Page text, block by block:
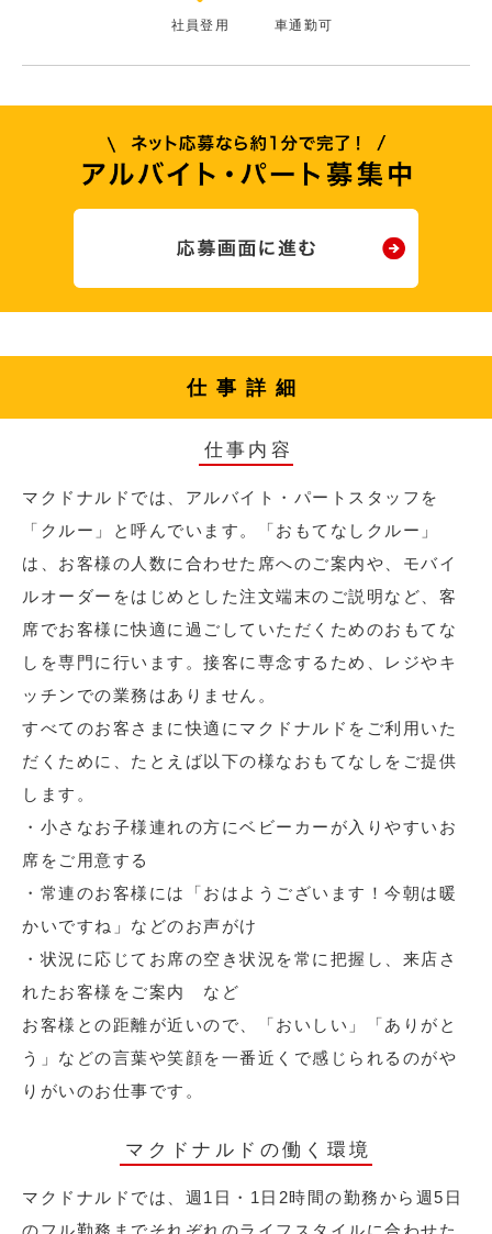
社員登用 車通勤可
仕事詳細
仕事内容
マクドナルドでは、アルバイト・パートスタッフを
「クルー」と呼んでいます。「おもてなしクルー」
は、お客様の人数に合わせた席へのご案内や、モバイ
ルオーダーをはじめとした注文端末のご説明など、客
席でお客様に快適に過ごしていただくためのおもてな
しを専門に行います。接客に専念するため、レジやキ
ッチンでの業務はありません。
すべてのお客さまに快適にマクドナルドをご利用いた
だくために、たとえば以下の様なおもてなしをご提供
します。
・小さなお子様連れの方にベビーカーが入りやすいお
席をご用意する
・常連のお客様には「おはようございます！今朝は暖
かいですね」などのお声がけ
・状況に応じてお席の空き状況を常に把握し、来店さ
れたお客様をご案内 など
お客様との距離が近いので、「おいしい」「ありがと
う」などの言葉や笑顔を一番近くで感じられるのがや
りがいのお仕事です。
マクドナルドの働く環境
マクドナルドでは、週1日・1日2時間の勤務から週5日